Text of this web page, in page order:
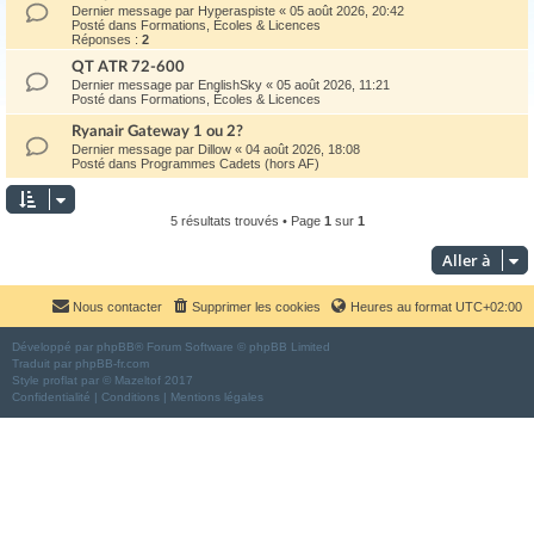
Dernier message par Hyperaspiste « 05 août 2026, 20:42
Posté dans Formations, Écoles & Licences
Réponses : 2
QT ATR 72-600
Dernier message par EnglishSky « 05 août 2026, 11:21
Posté dans Formations, Écoles & Licences
Ryanair Gateway 1 ou 2?
Dernier message par Dillow « 04 août 2026, 18:08
Posté dans Programmes Cadets (hors AF)
5 résultats trouvés • Page 1 sur 1
Aller à
Heures au format UTC+02:00
Supprimer les cookies
Nous contacter
Développé par phpBB® Forum Software © phpBB Limited
Traduit par phpBB-fr.com
Style proflat par © Mazeltof 2017
Confidentialité | Conditions | Mentions légales